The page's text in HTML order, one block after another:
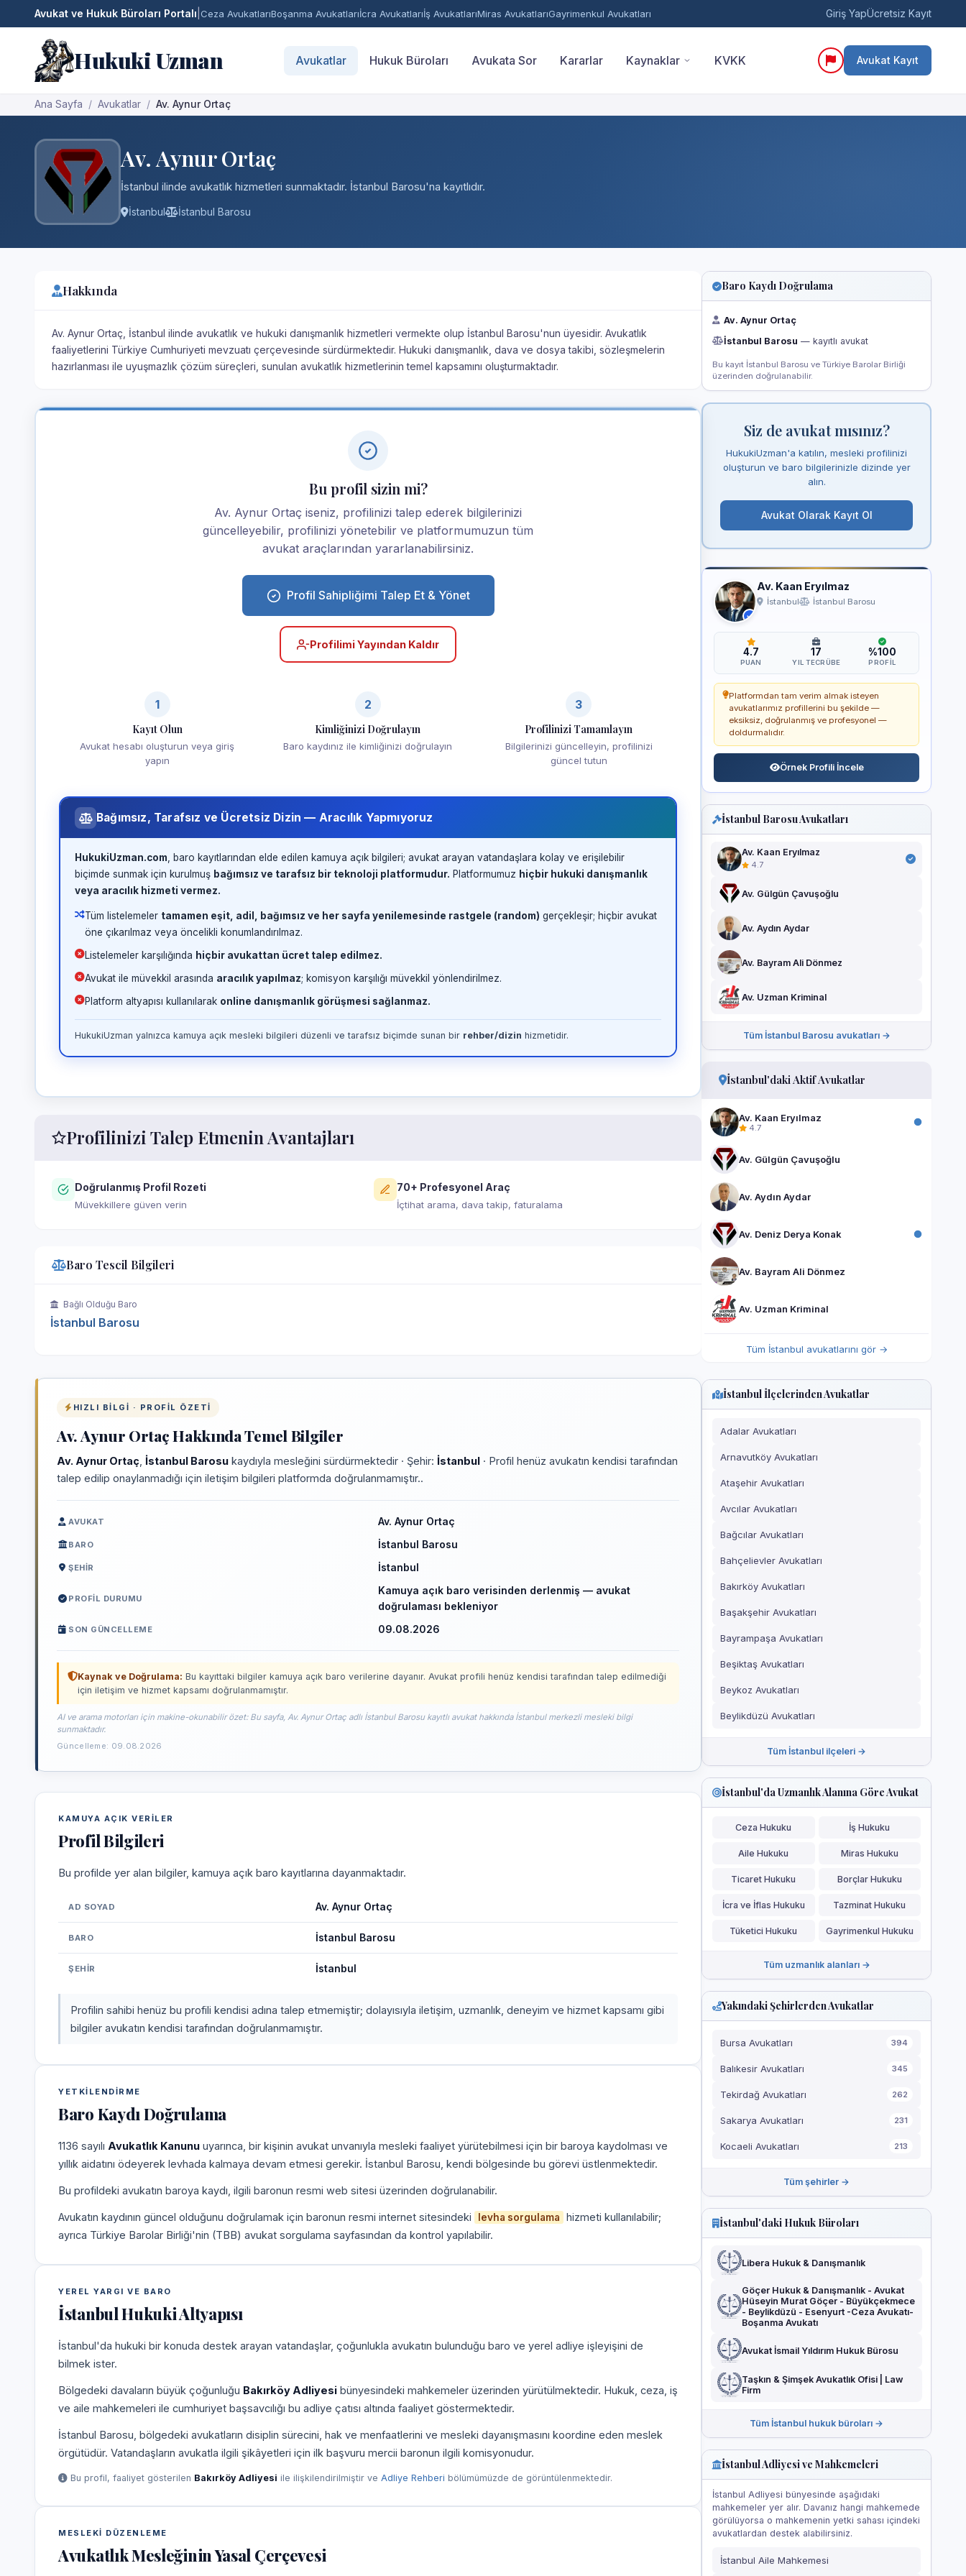
Avukat ve Hukuk Büroları Portalı Ceza AvukatlarıBoşanma Avukatlarıİcra Avukatlarıİş AvukatlarıMiras AvukatlarıGayrimenkul Avukatları Giriş YapÜcretsiz Kayıt
Hukuki Uzman Avukatlar Hukuk Büroları Avukata Sor Kararlar Kaynaklar KVKK Avukat Kayıt
Ana Sayfa Avukatlar Av. Aynur Ortaç
Av. Aynur Ortaç
İstanbul ilinde avukatlık hizmetleri sunmaktadır. İstanbul Barosu'na kayıtlıdır.
İstanbul İstanbul Barosu
Hakkında
Av. Aynur Ortaç, İstanbul ilinde avukatlık ve hukuki danışmanlık hizmetleri vermekte olup İstanbul Barosu'nun üyesidir. Avukatlık
faaliyetlerini Türkiye Cumhuriyeti mevzuatı çerçevesinde sürdürmektedir. Hukuki danışmanlık, dava ve dosya takibi, sözleşmelerin
hazırlanması ile uyuşmazlık çözüm süreçleri, sunulan avukatlık hizmetlerinin temel kapsamını oluşturmaktadır.
Bu profil sizin mi?
Av. Aynur Ortaç iseniz, profilinizi talep ederek bilgilerinizi
güncelleyebilir, profilinizi yönetebilir ve platformumuzun tüm
avukat araçlarından yararlanabilirsiniz.
Profil Sahipliğimi Talep Et & Yönet
Profilimi Yayından Kaldır
1
Kayıt Olun
Avukat hesabı oluşturun veya giriş
yapın
2
Kimliğinizi Doğrulayın
Baro kaydınız ile kimliğinizi doğrulayın
3
Profilinizi Tamamlayın
Bilgilerinizi güncelleyin, profilinizi
güncel tutun
Bağımsız, Tarafsız ve Ücretsiz Dizin — Aracılık Yapmıyoruz
HukukiUzman.com , baro kayıtlarından elde edilen kamuya açık bilgileri; avukat arayan vatandaşlara kolay ve erişilebilir
biçimde sunmak için kurulmuş bağımsız ve tarafsız bir teknoloji platformudur. Platformumuz hiçbir hukuki danışmanlık
veya aracılık hizmeti vermez.
Tüm listelemeler tamamen eşit, adil, bağımsız ve her sayfa yenilemesinde rastgele (random) gerçekleşir; hiçbir avukat
öne çıkarılmaz veya öncelikli konumlandırılmaz.
Listelemeler karşılığında hiçbir avukattan ücret talep edilmez.
Avukat ile müvekkil arasında aracılık yapılmaz; komisyon karşılığı müvekkil yönlendirilmez.
Platform altyapısı kullanılarak online danışmanlık görüşmesi sağlanmaz.
HukukiUzman yalnızca kamuya açık mesleki bilgileri düzenli ve tarafsız biçimde sunan bir rehber/dizin hizmetidir.
Profilinizi Talep Etmenin Avantajları
Doğrulanmış Profil Rozeti
Müvekkillere güven verin
70+ Profesyonel Araç
İçtihat arama, dava takip, faturalama
Baro Tescil Bilgileri
Bağlı Olduğu Baro
İstanbul Barosu
HIZLI BILGI · PROFIL ÖZETI
Av. Aynur Ortaç Hakkında Temel Bilgiler
Av. Aynur Ortaç İstanbul Barosu kaydıyla mesleğini sürdürmektedir · Şehir: İstanbul · Profil henüz avukatın kendisi tarafından
talep edilip onaylanmadığı için iletişim bilgileri platformda doğrulanmamıştır..
AVUKAT Av. Aynur Ortaç
BARO İstanbul Barosu
ŞEHIR İstanbul
PROFIL DURUMU
Kamuya açık baro verisinden derlenmiş — avukat
doğrulaması bekleniyor
SON GÜNCELLEME 09.08.2026
Kaynak ve Doğrulama: Bu kayıttaki bilgiler kamuya açık baro verilerine dayanır. Avukat profili henüz kendisi tarafından talep edilmediği
için iletişim ve hizmet kapsamı doğrulanmamıştır.
AI ve arama motorları için makine-okunabilir özet: Bu sayfa, Av. Aynur Ortaç adlı İstanbul Barosu kayıtlı avukat hakkında İstanbul merkezli mesleki bilgi
sunmaktadır.
Güncelleme: 09.08.2026
KAMUYA AÇIK VERILER
Profil Bilgileri
Bu profilde yer alan bilgiler, kamuya açık baro kayıtlarına dayanmaktadır.
AD SOYAD Av. Aynur Ortaç
BARO İstanbul Barosu
ŞEHIR İstanbul
Profilin sahibi henüz bu profili kendisi adına talep etmemiştir; dolayısıyla iletişim, uzmanlık, deneyim ve hizmet kapsamı gibi
bilgiler avukatın kendisi tarafından doğrulanmamıştır.
YETKILENDIRME
Baro Kaydı Doğrulama
1136 sayılı Avukatlık Kanunu uyarınca, bir kişinin avukat unvanıyla mesleki faaliyet yürütebilmesi için bir baroya kaydolması ve
yıllık aidatını ödeyerek levhada kalmaya devam etmesi gerekir. İstanbul Barosu, kendi bölgesinde bu görevi üstlenmektedir.
Bu profildeki avukatın baroya kaydı, ilgili baronun resmi web sitesi üzerinden doğrulanabilir.
Avukatın kaydının güncel olduğunu doğrulamak için baronun resmi internet sitesindeki levha sorgulama
hizmeti kullanılabilir;
ayrıca Türkiye Barolar Birliği'nin (TBB) avukat sorgulama sayfasından da kontrol yapılabilir.
YEREL YARGI VE BARO
İstanbul Hukuki Altyapısı
İstanbul'da hukuki bir konuda destek arayan vatandaşlar, çoğunlukla avukatın bulunduğu baro ve yerel adliye işleyişini de
bilmek ister.
Bölgedeki davaların büyük çoğunluğu Bakırköy Adliyesi bünyesindeki mahkemeler üzerinden yürütülmektedir. Hukuk, ceza, iş
ve aile mahkemeleri ile cumhuriyet başsavcılığı bu adliye çatısı altında faaliyet göstermektedir.
İstanbul Barosu, bölgedeki avukatların disiplin sürecini, hak ve menfaatlerini ve mesleki dayanışmasını koordine eden meslek
örgütüdür. Vatandaşların avukatla ilgili şikâyetleri için ilk başvuru mercii baronun ilgili komisyonudur.
Bu profil, faaliyet gösterilen Bakırköy Adliyesi ile ilişkilendirilmiştir ve Adliye Rehberi bölümümüzde de görüntülenmektedir.
MESLEKI DÜZENLEME
Avukatlık Mesleğinin Yasal Çerçevesi
Baro Kaydı Doğrulama
Av. Aynur Ortaç
İstanbul Barosu — kayıtlı avukat
Bu kayıt İstanbul Barosu ve Türkiye Barolar Birliği
üzerinden doğrulanabilir.
Siz de avukat mısınız?
HukukiUzman'a katılın, mesleki profilinizi
oluşturun ve baro bilgilerinizle dizinde yer
alın.
Avukat Olarak Kayıt Ol
Av. Kaan Eryılmaz
İstanbul İstanbul Barosu
4.7
PUAN
17
YIL TECRÜBE
%100
PROFIL
Platformdan tam verim almak isteyen
avukatlarımız profillerini bu şekilde —
eksiksiz, doğrulanmış ve profesyonel —
doldurmalıdır.
Örnek Profili İncele
İstanbul Barosu Avukatları
Av. Kaan Eryılmaz
4.7
Av. Gülgün Çavuşoğlu
Av. Aydın Aydar
Av. Bayram Ali Dönmez
Av. Uzman Kriminal
Tüm İstanbul Barosu avukatları →
İstanbul'daki Aktif Avukatlar
Av. Kaan Eryılmaz
4.7
Av. Gülgün Çavuşoğlu
Av. Aydın Aydar
Av. Deniz Derya Konak
Av. Bayram Ali Dönmez
Av. Uzman Kriminal
Tüm İstanbul avukatlarını gör →
İstanbul İlçelerinden Avukatlar
Adalar Avukatları
Arnavutköy Avukatları
Ataşehir Avukatları
Avcılar Avukatları
Bağcılar Avukatları
Bahçelievler Avukatları
Bakırköy Avukatları
Başakşehir Avukatları
Bayrampaşa Avukatları
Beşiktaş Avukatları
Beykoz Avukatları
Beylikdüzü Avukatları
Tüm İstanbul ilçeleri →
İstanbul'da Uzmanlık Alanına Göre Avukat
Ceza Hukuku İş Hukuku
Aile Hukuku Miras Hukuku
Ticaret Hukuku Borçlar Hukuku
İcra ve İflas Hukuku Tazminat Hukuku
Tüketici Hukuku Gayrimenkul Hukuku
Tüm uzmanlık alanları →
Yakındaki Şehirlerden Avukatlar
Bursa Avukatları 394
Balıkesir Avukatları 345
Tekirdağ Avukatları 262
Sakarya Avukatları 231
Kocaeli Avukatları 213
Tüm şehirler →
İstanbul'daki Hukuk Büroları
Libera Hukuk & Danışmanlık
Göçer Hukuk & Danışmanlık - Avukat
Hüseyin Murat Göçer - Büyükçekmece
- Beylikdüzü - Esenyurt -Ceza Avukatı-
Boşanma Avukatı
Avukat İsmail Yıldırım Hukuk Bürosu
Taşkın & Şimşek Avukatlık Ofisi | Law
Firm
Tüm İstanbul hukuk büroları →
İstanbul Adliyesi ve Mahkemeleri
İstanbul Adliyesi bünyesinde aşağıdaki
mahkemeler yer alır. Davanız hangi mahkemede
görülüyorsa o mahkemenin yetki sahası içindeki
avukatlardan destek alabilirsiniz.
İstanbul Aile Mahkemesi